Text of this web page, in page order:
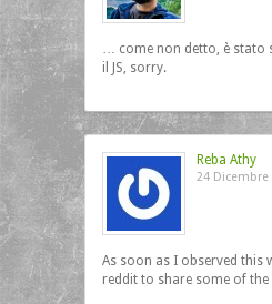
… come non detto, è stato
il JS, sorry.
Reba Athy
24 Dicembre
As soon as I observed this
reddit to share some of